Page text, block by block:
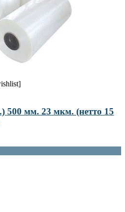
500 мм. 23 мкм. (нетто 15